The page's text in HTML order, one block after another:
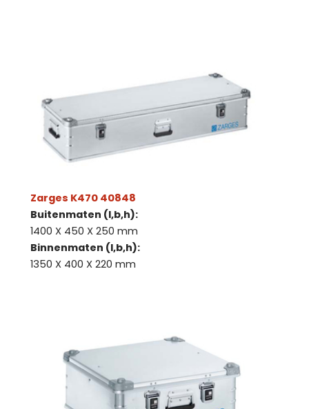
Zarges K470 40848
Buitenmaten (l,b,h):
1400 X 450 X 250 mm
Binnenmaten (l,b,h):
1350 X 400 X 220 mm